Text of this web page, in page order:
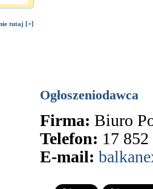
tutaj [+]
Ogłoszeniodawca
Firma: Biuro
Telefon: 17
E-mail: